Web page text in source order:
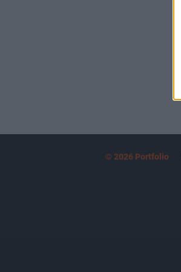
© 2026 Portfolio